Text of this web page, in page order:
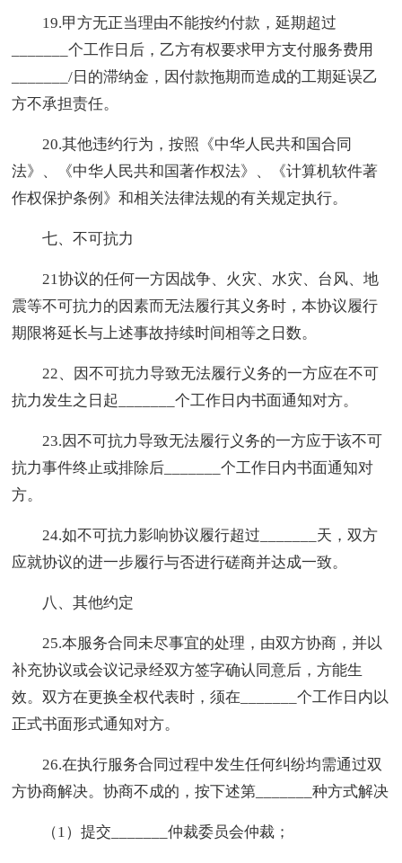
19.甲方无正当理由不能按约付款，延期超过
_______个工作日后，乙方有权要求甲方支付服务费用
_______/日的滞纳金，因付款拖期而造成的工期延误乙
方不承担责任。
20.其他违约行为，按照《中华人民共和国合同
法》、《中华人民共和国著作权法》、《计算机软件著
作权保护条例》和相关法律法规的有关规定执行。
七、不可抗力
21协议的任何一方因战争、火灾、水灾、台风、地
震等不可抗力的因素而无法履行其义务时，本协议履行
期限将延长与上述事故持续时间相等之日数。
22、因不可抗力导致无法履行义务的一方应在不可
抗力发生之日起_______个工作日内书面通知对方。
23.因不可抗力导致无法履行义务的一方应于该不可
抗力事件终止或排除后_______个工作日内书面通知对
方。
24.如不可抗力影响协议履行超过_______天，双方
应就协议的进一步履行与否进行磋商并达成一致。
八、其他约定
25.本服务合同未尽事宜的处理，由双方协商，并以
补充协议或会议记录经双方签字确认同意后，方能生
效。双方在更换全权代表时，须在_______个工作日内以
正式书面形式通知对方。
26.在执行服务合同过程中发生任何纠纷均需通过双
方协商解决。协商不成的，按下述第_______种方式解决
（1）提交_______仲裁委员会仲裁；